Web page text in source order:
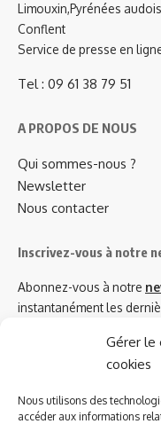
Gérer le
cookies
Nous utilisons des
accéder aux informations
Limouxin,Pyrénées
Conflent
Service de presse en
Tel : 09 61 38 79 51
A PROPOS DE NOUS
Qui sommes-nous ?
Newsletter
Nous contacter
Inscrivez-vous à notre
Abonnez-vous à notre
instantanément les
Azinat.com TV soutient